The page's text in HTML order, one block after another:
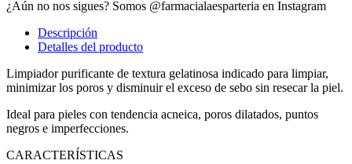
¿Aún no nos sigues? Somos @farmacialaesparteria en Instagram
Descripción
Detalles del producto
Limpiador purificante de textura gelatinosa indicado para limpiar,
minimizar los poros y disminuir el exceso de sebo sin resecar la piel.
Ideal para pieles con tendencia acneica, poros dilatados, puntos
negros e imperfecciones.
CARACTERÍSTICAS